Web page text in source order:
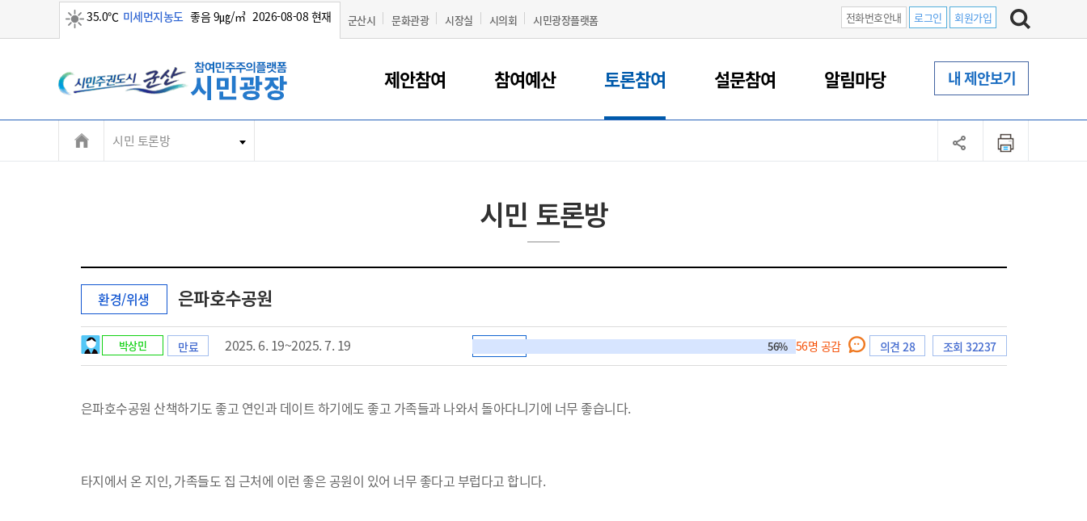
35.0℃ 미세먼지농도 좋음 9㎍/㎥ 2026-08-08 현재 군산시 문화관광 시장실 시의회 시민광장플랫폼 전화번호안내 로그인 회원가입
제안참여 참여예산 토론참여 설문참여 알림마당 내 제안보기
시민 토론방
시민 토론방
환경/위생 은파호수공원
박상민 만료 2025. 6. 19~2025. 7. 19 56% 56명 공감 의견 28 조회 32237
은파호수공원 산책하기도 좋고 연인과 데이트 하기에도 좋고 가족들과 나와서 돌아다니기에 너무 좋습니다.
타지에서 온 지인, 가족들도 집 근처에 이런 좋은 공원이 있어 너무 좋다고 부럽다고 합니다.